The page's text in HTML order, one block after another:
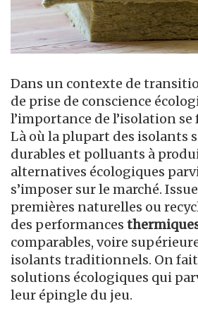
Dans un contexte de
de prise de conscience
l’importance de l’isolation
Là où la plupart des isolants
durables et polluants à
alternatives écologiques
s’imposer sur le marché.
premières naturelles ou
des performances
comparables, voire
isolants traditionnels. On
solutions écologiques qui
leur épingle du jeu.